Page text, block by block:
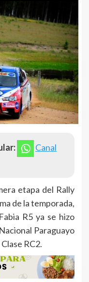
Canal
etapa del Rally
de la temporada,
R5 ya se hizo
Paraguayo
RC2.